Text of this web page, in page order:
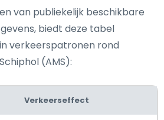
van publiekelijk beschikbare
biedt deze tabel
verkeerspatronen rond
(AMS):
Verkeerseffect